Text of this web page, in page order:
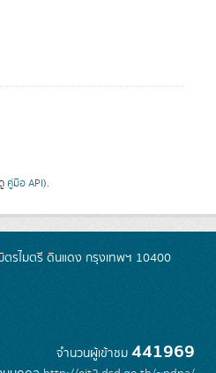
คู่มือ API).
รไมตรี ดินแดง กรุงเทพฯ 10400
จำนวนผู้เข้าชม 441969